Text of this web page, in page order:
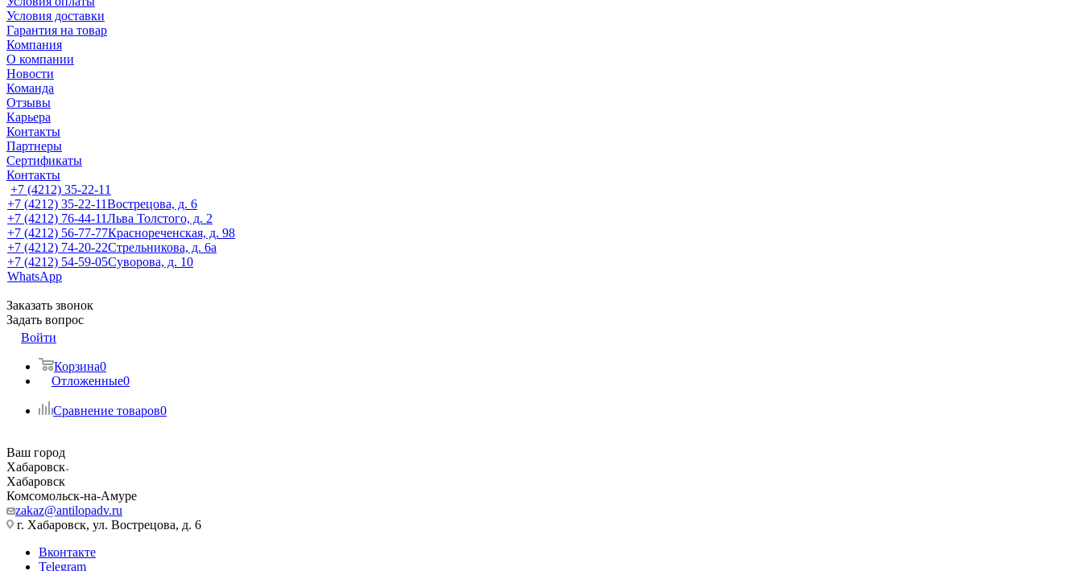
Условия доставки
Гарантия на товар
Компания
О компании
Новости
Команда
Отзывы
Карьера
Контакты
Партнеры
Сертификаты
Контакты
+7 (4212) 35-22-11
+7 (4212) 35-22-11Вострецова, д. 6
+7 (4212) 76-44-11Льва Толстого, д. 2
+7 (4212) 56-77-77Краснореченская, д. 98
+7 (4212) 74-20-22Стрельникова, д. 6а
+7 (4212) 54-59-05Суворова, д. 10
WhatsApp
Заказать звонок
Задать вопрос
Войти
Корзина0
Отложенные0
Сравнение товаров0
Ваш город
Хабаровск
Хабаровск
Комсомольск-на-Амуре
zakaz@antilopadv.ru
г. Хабаровск, ул. Вострецова, д. 6
Вконтакте
Telegram